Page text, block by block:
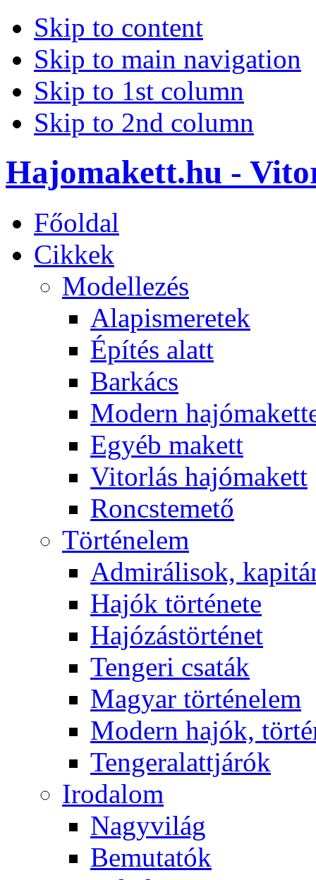
Skip to content
Skip to main navigation
Skip to 1st column
Skip to 2nd column
Hajomakett.hu -
Főoldal
Cikkek
Modellezés
Alapismeretek
Építés alatt
Barkács
Modern
Egyéb makett
Vitorlás hajómakett
Roncstemető
Történelem
Admirálisok,
Hajók története
Hajózástörténet
Tengeri csaták
Magyar történelem
Modern hajók,
Tengeralattjárók
Irodalom
Nagyvilág
Bemutatók